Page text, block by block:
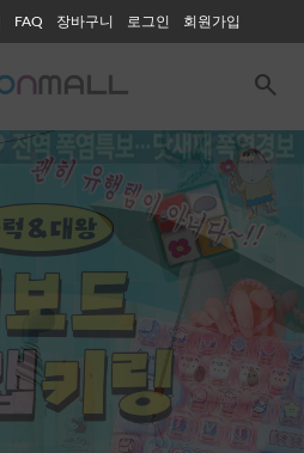
FAQ 장바구니 로그인 회원가입
search